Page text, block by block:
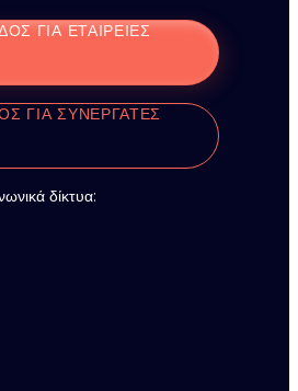
ΓΙΑ ΕΤΑΙΡΕΊΕΣ
ΓΙΑ ΣΥΝΕΡΓΆΤΕΣ
δίκτυα: